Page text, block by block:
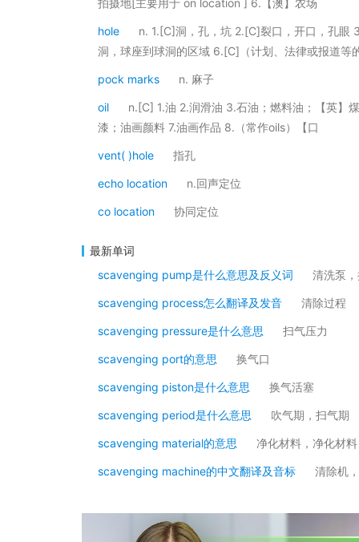
拍摄地[主要用于 on location ] 6.【澳】农场
hole
n. 1.[C]洞，孔，坑 2.[C]裂口，开口，孔
洞，球座到球洞的区域 6.[C]（计划、法律或报道等
pock marks n. 麻子
oil
n.[C] 1.油 2.润滑油 3.石油；燃料油；【英】
漆；油画颜料 7.油画作品 8.（常作oils）【口
vent( )hole 指孔
echo location n.回声定位
co location 协同定位
最新单词
scavenging pump是什么意思及反义词
清洗泵
scavenging process怎么翻译及发音 清除过程
scavenging pressure是什么意思 扫气压力
scavenging port的意思 换气口
scavenging piston是什么意思 换气活塞
scavenging period是什么意思 吹气期，扫气期
scavenging material的意思 净化材料，净化材料
scavenging machine的中文翻译及音标 清除机